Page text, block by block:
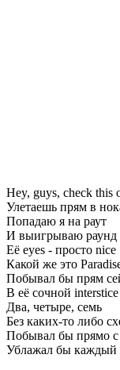
Hey, guys, check this
Улетаешь прям в
Попадаю я на раут
И выигрываю раунд
Её eyes - просто nice
Какой же это
Побывал бы прям
В её сочной interstice
Два, четыре, семь
Без каких-то либо
Побывал бы прямо с
Ублажал бы каждый